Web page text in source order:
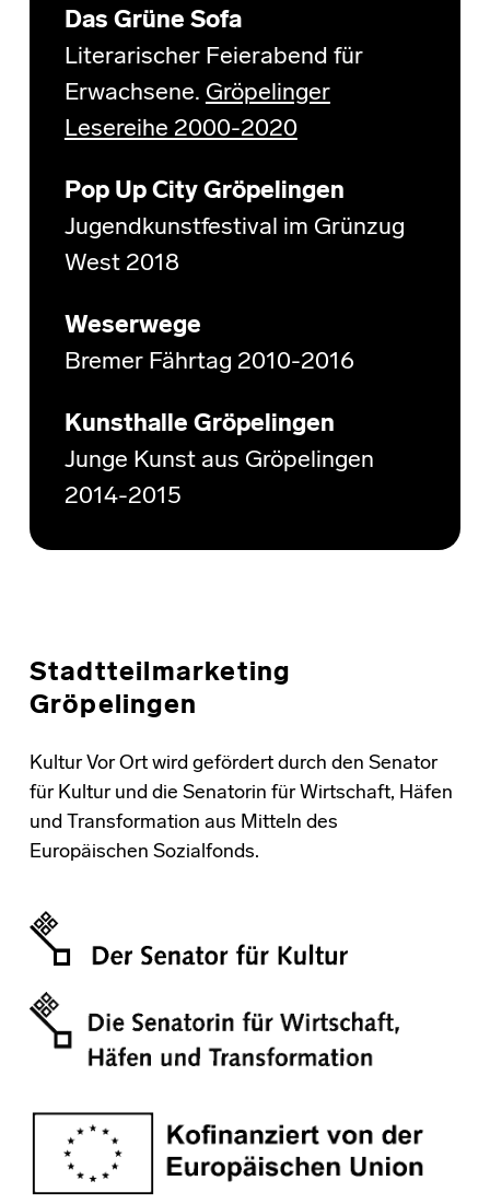
Das Grüne Sofa
Literarischer Feierabend für
Erwachsene. Gröpelinger
Lesereihe 2000-2020
Pop Up City Gröpelingen
Jugendkunstfestival im Grünzug
West 2018
Weserwege
Bremer Fährtag 2010-2016
Kunsthalle Gröpelingen
Junge Kunst aus Gröpelingen
2014-2015
Stadtteilmarketing
Gröpelingen
Kultur Vor Ort wird gefördert durch den Senator
für Kultur und die Senatorin für Wirtschaft, Häfen
und Transformation aus Mitteln des
Europäischen Sozialfonds.